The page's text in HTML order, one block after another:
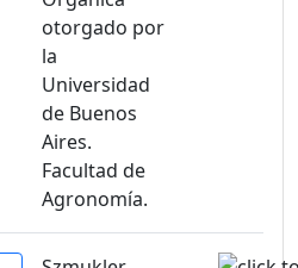
otorgado por
la
Universidad
de Buenos
Aires.
Facultad de
Agronomía.